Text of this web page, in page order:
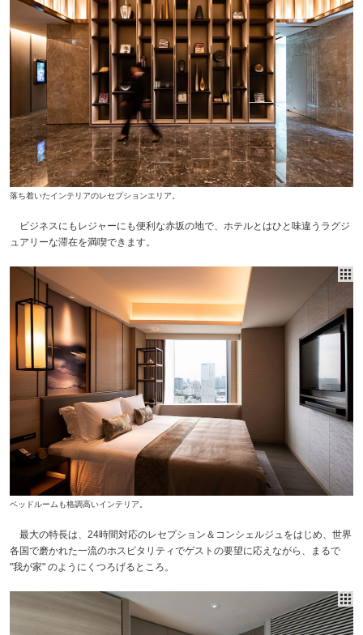
落ち着いたインテリアのレセプションエリア。
ビジネスにもレジャーにも便利な赤坂の地で、ホテルとはひと味違うラグジ
ュアリーな滞在を満喫できます。
ベッドルームも格調高いインテリア。
最大の特長は、24時間対応のレセプション＆コンシェルジュをはじめ、世界
各国で磨かれた一流のホスピタリティでゲストの要望に応えながら、まるで
"我が家" のようにくつろげるところ。